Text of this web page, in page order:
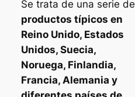
Se trata de una serie de
productos típicos en
Reino Unido, Estados
Unidos, Suecia,
Noruega, Finlandia,
Francia, Alemania y